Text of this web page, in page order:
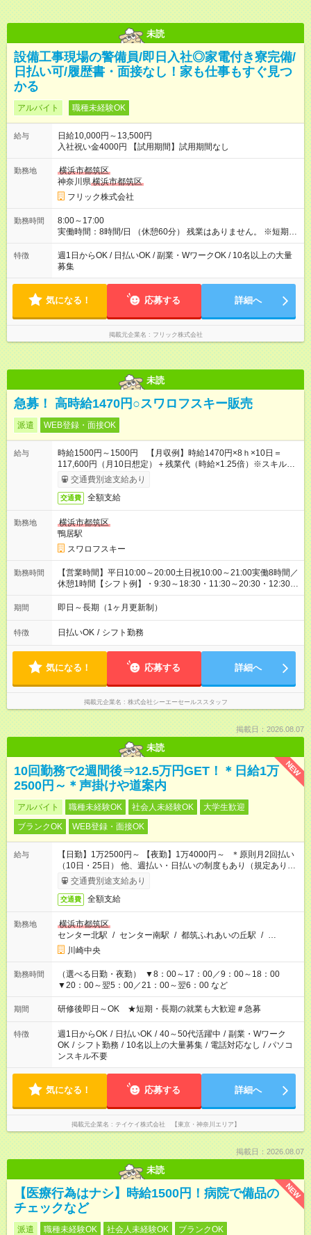
未読
設備工事現場の警備員/即日入社◎家電付き寮完備/
日払い可/履歴書・面接なし！家も仕事もすぐ見つ
かる
アルバイト 職種未経験OK
給与
日給10,000円～13,500円
入社祝い金4000円 【試用期間】試用期間なし
勤務地
横浜市都筑区
神奈川県横浜市都筑区
フリック株式会社
勤務時間
8:00～17:00
実働時間：8時間/日 （休憩60分） 残業はありません。 ※短期の
募集は行っておりません。予めご了承くださいませ。
特徴
週1日からOK / 日払いOK / 副業・WワークOK / 10名以上の大量
募集
気になる！ 応募する 詳細へ
掲載元企業名 フリック株式会社
未読
急募！ 高時給1470円○スワロフスキー販売
派遣 WEB登録・面接OK
給与
時給1500円～1500円 【月収例】時給1470円×8ｈ×10日＝
117,600円（月10日想定）＋残業代（時給×1.25倍）※スキルに
より多少異なります。
交通費別途支給あり
交通費 全額支給
勤務地
横浜市都筑区
鴨居駅
スワロフスキー
勤務時間
【営業時間】平日10:00～20:00土日祝10:00～21:00実働8時間／
休憩1時間【シフト例】・9:30～18:30・11:30～20:30・12:30～
21:30土日祝を含むシフト制勤務。フルタイムでしっかり働きた
い方歓迎。長期で安定して勤務できる環境です。
期間 即日～長期（1ヶ月更新制）
特徴 日払いOK / シフト勤務
気になる！ 応募する 詳細へ
掲載元企業名 株式会社シーエーセールススタッフ
掲載日：2026.08.07
未読
NEW
10回勤務で2週間後⇒12.5万円GET！＊日給1万
2500円～＊声掛けや道案内
アルバイト 職種未経験OK 社会人未経験OK
大学生歓迎
ブランクOK
WEB登録・面接OK
給与
【日勤】1万2500円～ 【夜勤】1万4000円～ ＊原則月2回払い
（10日・25日） 他、週払い・日払いの制度もあり（規定あり）
＃日収1万円以上
交通費別途支給あり
交通費 全額支給
勤務地
横浜市都筑区
センター北駅 / センター南駅 / 都筑ふれあいの丘駅 / …
川崎中央
勤務時間
（選べる日勤・夜勤） ▼8：00～17：00／9：00～18：00
▼20：00～翌5：00／21：00～翌6：00 など
期間 研修後即日～OK ★短期・長期の就業も大歓迎＃急募
特徴 週1日からOK / 日払いOK / 40～50代活躍中 / 副業・Wワーク
OK / シフト勤務 / 10名以上の大量募集 / 電話対応なし / パソコ
ンスキル不要
気になる！ 応募する 詳細へ
掲載元企業名 テイケイ株式会社 【東京・神奈川エリア】
掲載日：2026.08.07
未読
NEW
【医療行為はナシ】時給1500円！病院で備品の
チェックなど
派遣 職種未経験OK 社会人未経験OK
ブランクOK